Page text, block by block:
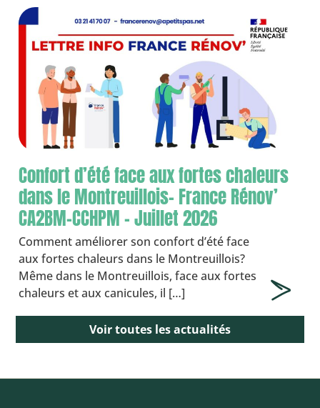
Confort d’été face aux fortes chaleurs
dans le Montreuillois- France Rénov’
CA2BM-CCHPM – Juillet 2026
Comment améliorer son confort d’été face
aux fortes chaleurs dans le Montreuillois?
Même dans le Montreuillois, face aux fortes
chaleurs et aux canicules, il […]
Voir toutes les actualités